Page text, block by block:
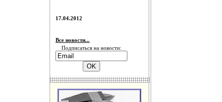
17.04.2012
Все новости...
Подписаться на новости: